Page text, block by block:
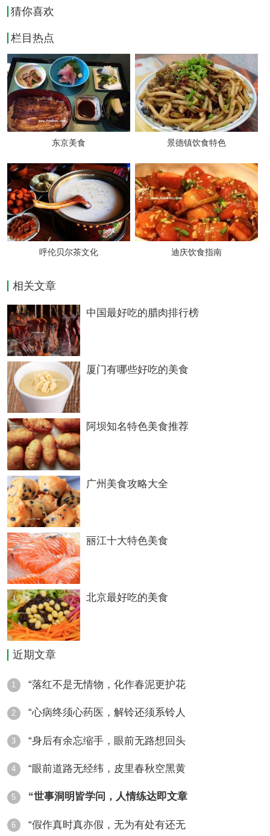
地址：澳门路德宝大厦
遵义市兴何记酒楼
地址：香港路１１号
桐梓县园林大酒店
遵义鑫港餐饮有限责任公司
地址：中华路（润丰市场内）
遵义市云天饮食服务有限公司
地址：碧云路４８号
遵义静和园饮食服务有限责任公司
地址：凤凰路４８号
遵义瑞兴美食城有限公司
地址：瑞安花园内
网（www.ysgegenfen.com）整理
道真自治县国税酒店
地址：玉溪镇民族路二支路
遵义市天天渔港食府城
地址：香港路泰丰楼
天义实业公司天义大酒家
遵义家佳乐美食城
地址：公园路口
遵义市红花岗区华利酒家
猜你喜欢
栏目热点
东京美食 景德镇饮食特色
呼伦贝尔茶文化 迪庆饮食指南
相关文章
中国最好吃的腊肉排行榜
厦门有哪些好吃的美食
阿坝知名特色美食推荐
广州美食攻略大全
丽江十大特色美食
北京最好吃的美食
近期文章
1 “落红不是无情物，化作春泥更护花
2 “心病终须心药医，解铃还须系铃人
3 “身后有余忘缩手，眼前无路想回头
4 “眼前道路无经纬，皮里春秋空黑黄
5 “世事洞明皆学问，人情练达即文章
6 “假作真时真亦假，无为有处有还无